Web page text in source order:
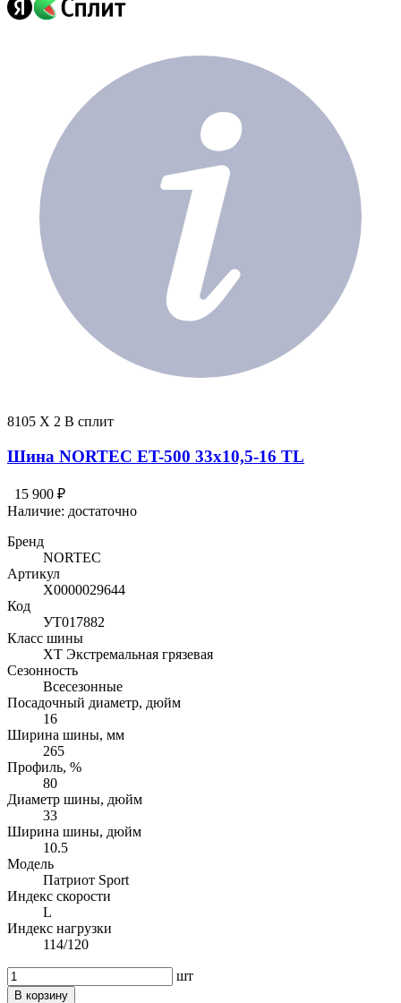
8105 X 2 В сплит
Шина NORTEC ET-500 33x10,5-16 TL
15 900 ₽
Наличие: достаточно
Бренд
NORTEC
Артикул
Х0000029644
Код
УТ017882
Класс шины
XT Экстремальная грязевая
Сезонность
Всесезонные
Посадочный диаметр, дюйм
16
Ширина шины, мм
265
Профиль, %
80
Диаметр шины, дюйм
33
Ширина шины, дюйм
10.5
Модель
Патриот Sport
Индекс скорости
L
Индекс нагрузки
114/120
шт
В корзину